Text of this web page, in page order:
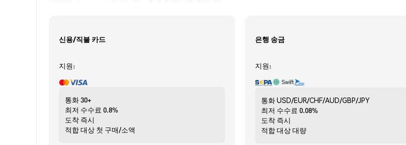
신용/직불 카드
지원:
통화30+
최저 수수료 0.8%
도착 즉시
적합 대상 첫 구매/소액
은행 송금
지원:
통화USD/EUR/CHF/AUD/GBP/JPY
최저 수수료 0.08%
도착 즉시
적합 대상대량